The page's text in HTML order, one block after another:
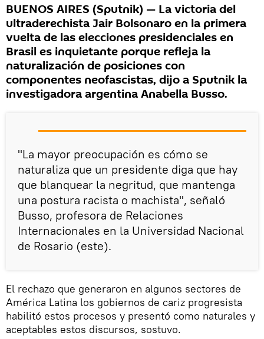
BUENOS AIRES (Sputnik) — La victoria del
ultraderechista Jair Bolsonaro en la primera
vuelta de las elecciones presidenciales en
Brasil es inquietante porque refleja la
naturalización de posiciones con
componentes neofascistas, dijo a Sputnik la
investigadora argentina Anabella Busso.
"La mayor preocupación es cómo se
naturaliza que un presidente diga que hay
que blanquear la negritud, que mantenga
una postura racista o machista", señaló
Busso, profesora de Relaciones
Internacionales en la Universidad Nacional
de Rosario (este).
El rechazo que generaron en algunos sectores de
América Latina los gobiernos de cariz progresista
habilitó estos procesos y presentó como naturales y
aceptables estos discursos, sostuvo.